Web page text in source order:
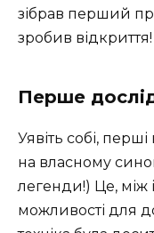
зібрав перший
зробив
Перше
Уявіть собі,
на власному
легенди!) Це, між
можливості для